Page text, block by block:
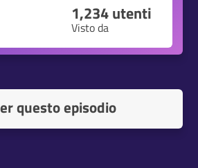
1,234utenti
Visto da
questo episodio